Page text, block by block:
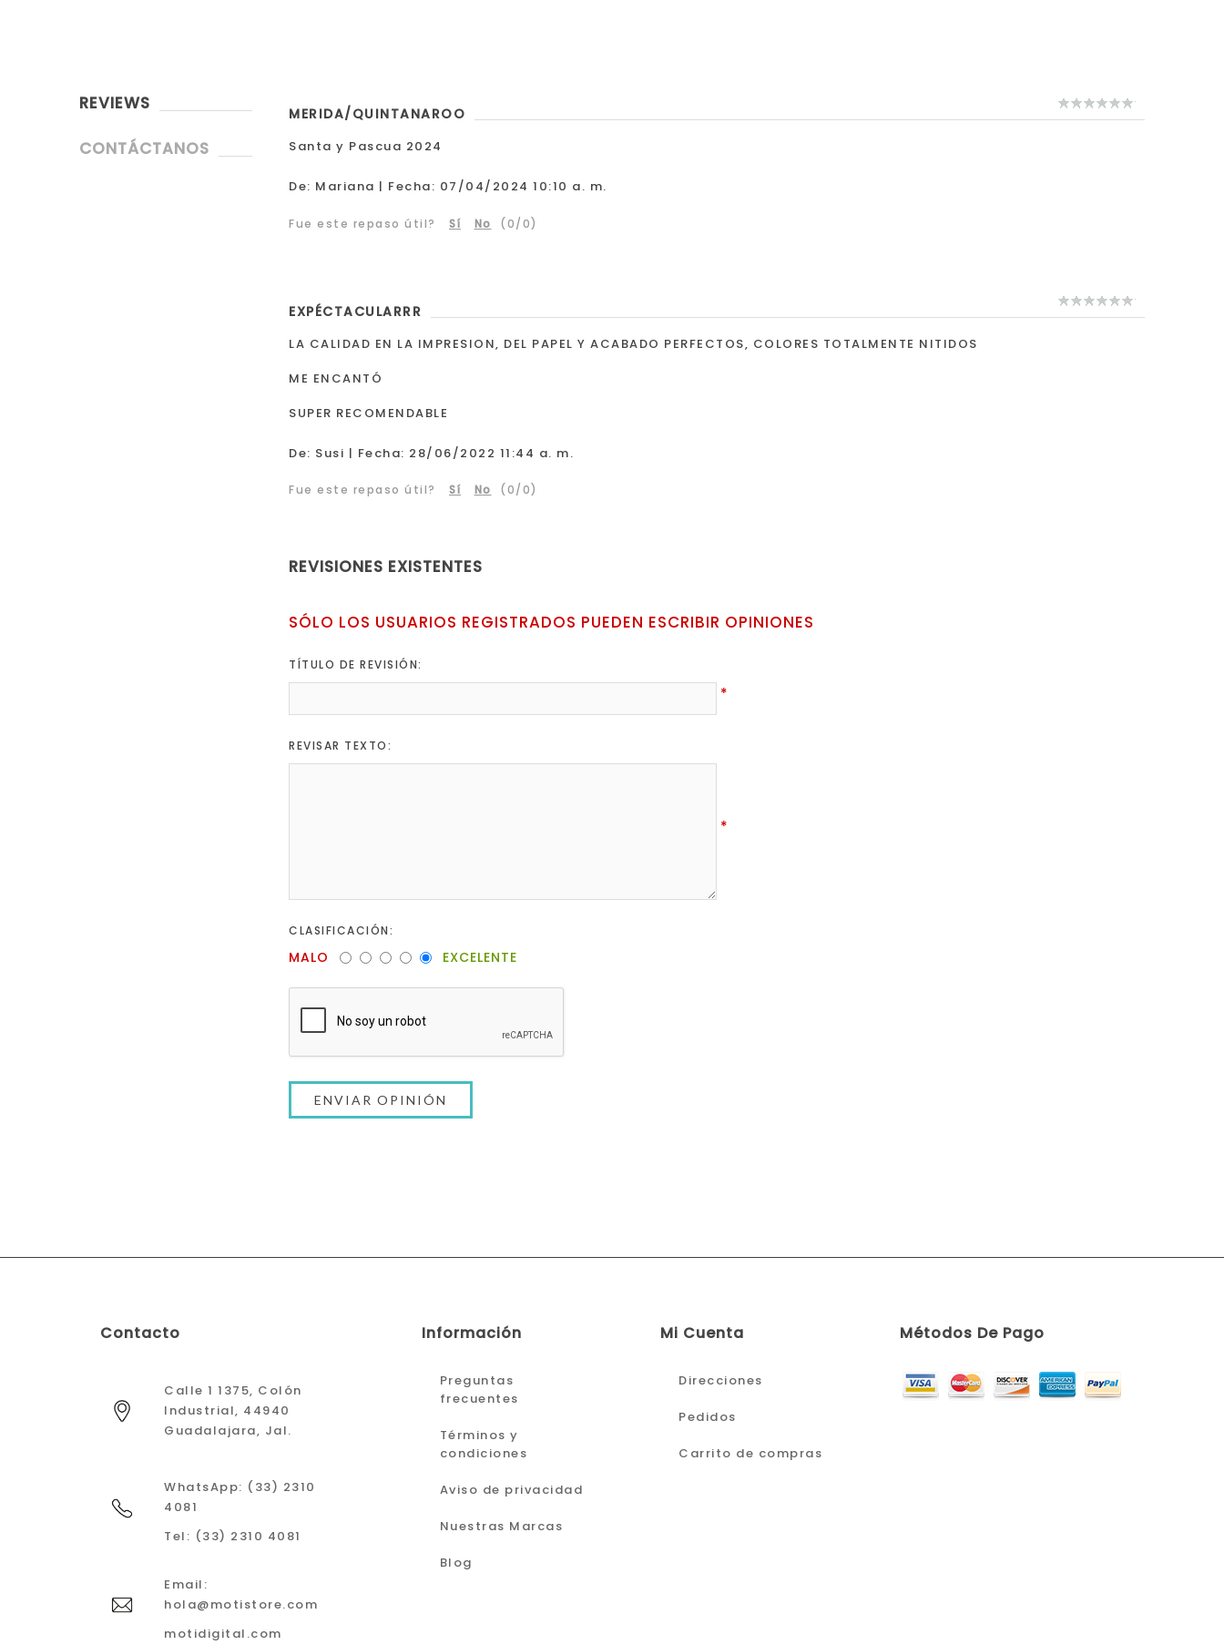
REVIEWS
CONTÁCTANOS
SÓLO LOS USUARIOS REGISTRADOS PUEDEN ESCRIBIR OPINIONES
TÍTULO DE REVISIÓN:
*
REVISAR TEXTO:
*
CLASIFICACIÓN:
MALO EXCELENTE
REVISIONES EXISTENTES
EXPÉCTACULARRR
LA CALIDAD EN LA IMPRESION, DEL PAPEL Y ACABADO PERFECTOS, COLORES TOTALMENTE NITIDOS
ME ENCANTÓ
SUPER RECOMENDABLE
De: Susi | Fecha: 28/06/2022 11:44 a. m.
Fue este repaso útil? Sí No (0/0)
MERIDA/QUINTANAROO
Santa y Pascua 2024
De: Mariana | Fecha: 07/04/2024 10:10 a. m.
Fue este repaso útil? Sí No (0/0)
Contacto
Calle 1 1375, Colón
Industrial, 44940
Guadalajara, Jal.
WhatsApp: (33) 2310
4081
Tel: (33) 2310 4081
Email:
hola@motistore.com
motidigital.com
Información
Preguntas
frecuentes
Términos y
condiciones
Aviso de privacidad
Nuestras Marcas
Blog
Mi Cuenta
Direcciones
Pedidos
Carrito de compras
Métodos De Pago